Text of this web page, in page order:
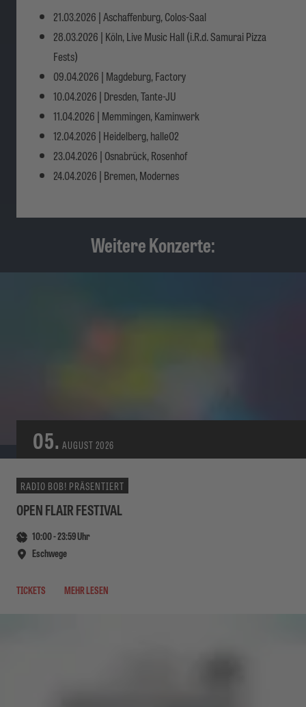
21.03.2026 | Aschaffenburg, Colos-Saal
28.03.2026 | Köln, Live Music Hall (i.R.d. Samurai Pizza
Fests)
09.04.2026 | Magdeburg, Factory
10.04.2026 | Dresden, Tante-JU
11.04.2026 | Memmingen, Kaminwerk
12.04.2026 | Heidelberg, halle02
23.04.2026 | Osnabrück, Rosenhof
24.04.2026 | Bremen, Modernes
Weitere Konzerte:
05. AUGUST 2026
RADIO BOB! PRÄSENTIERT
OPEN FLAIR FESTIVAL
10:00-23:59Uhr
Eschwege
TICKETS MEHR LESEN